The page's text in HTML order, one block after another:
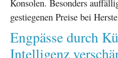
Konsolen. Besonders
gestiegenen Preise bei
Engpässe durch
Intelligenz